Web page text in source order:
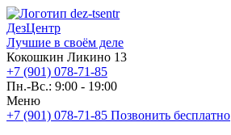
ДезЦентр
Лучшие в своём деле
Кокошкин Ликино 13
+7 (901) 078-71-85
Пн.-Вс.: 9:00 - 19:00
Меню
+7 (901) 078-71-85 Позвонить бесплатно